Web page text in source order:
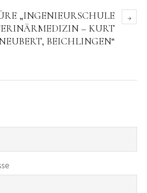
„INGENIEURSCHULE
– KURT
BEICHLINGEN“